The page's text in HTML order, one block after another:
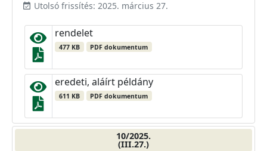
event_available Utolsó frissítés: 2025. március 27.
rendelet
477 KB PDF dokumentum
eredeti, aláírt példány
611 KB PDF dokumentum
10/2025.
(III.27.)